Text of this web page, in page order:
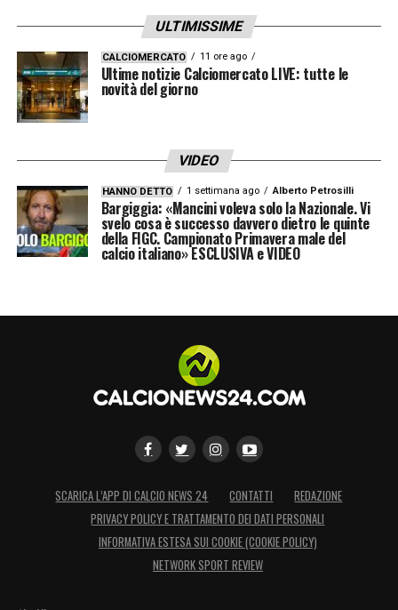
presidente Laporta per avermi dato la
possibilità di vivere il capitolo più
incredibile della mia carriera. Il Barça è
tornato dove merita di stare. Visca el
Barça. Visca Catalunya»
Calciomercato: quale futuro per il
polacco?
L’addio ufficiale accende inevitabilmente i
un inserimento, al momento l’opzione
principale per il futuro di Robert
Lewandowski sembra essere quella del
, pronto a ricoprire d’oro l’ormai
ex stella blaugrana.
LA PLAYLIST DELLE NOSTRE TOP NEWS
ULTIMISSIME
CALCIOMERCATO 11 ore ago
Ultime notizie Calciomercato LIVE: tutte le
novità del giorno
VIDEO
HANNO DETTO 1 settimana ago Alberto Petrosilli
Bargiggia: «Mancini voleva solo la Nazionale. Vi
svelo cosa è successo davvero dietro le quinte
della FIGC. Campionato Primavera male del
calcio italiano» ESCLUSIVA e VIDEO
SCARICA L’APP DI CALCIO NEWS 24 CONTATTI
REDAZIONE
PRIVACY POLICY E TRATTAMENTO DEI DATI PERSONALI
INFORMATIVA ESTESA SUI COOKIE (COOKIE POLICY)
NETWORK SPORT REVIEW